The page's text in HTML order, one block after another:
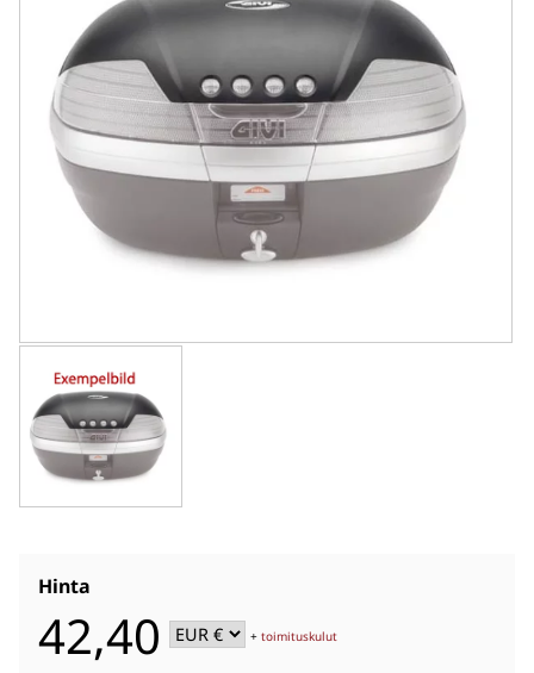
Hinta
42,40 +toimituskulut